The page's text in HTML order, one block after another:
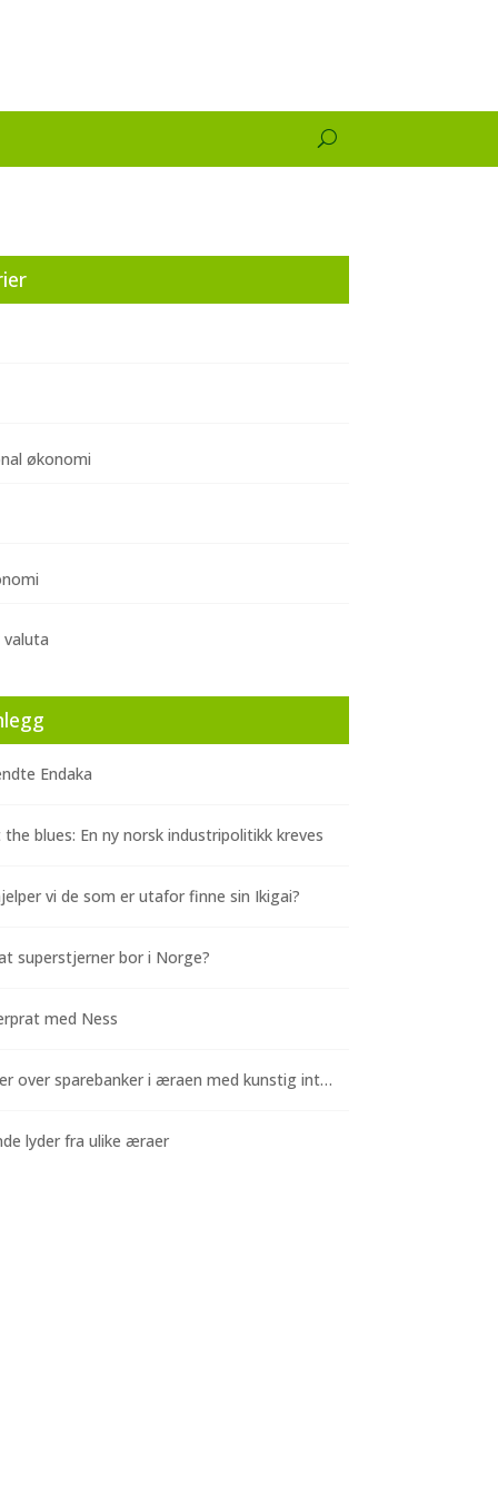
økonomi
Endaka
blues: En ny norsk industripolitikk kreves
vi de som er utafor finne sin Ikigai?
superstjerner bor i Norge?
med Ness
Funderinger over sparebanker i æraen med kunstig intelligens
lyder fra ulike æraer